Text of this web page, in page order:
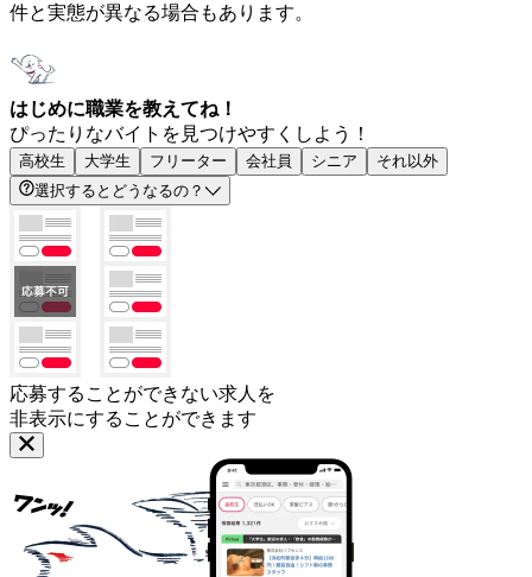
件と実態が異なる場合もあります。
はじめに職業を教えてね！
ぴったりなバイトを見つけやすくしよう！
高校生 大学生 フリーター 会社員 シニア
それ以外
選択するとどうなるの？
応募することができない求人を
非表示にすることができます